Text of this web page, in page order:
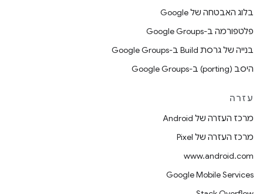
בלוג האבטחה של Google
פלטפורמה ב-Google Groups
בנייה של גרסת Build ב-Google Groups
היסב (porting) ב-Google Groups
עזרה
מרכז העזרה של Android
מרכז העזרה של Pixel
www.android.com
Google Mobile Services